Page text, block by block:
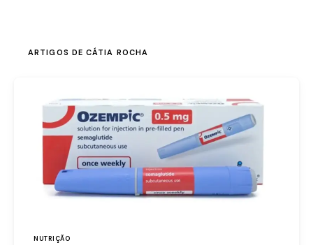
ARTIGOS DE CÁTIA ROCHA
NUTRIÇÃO